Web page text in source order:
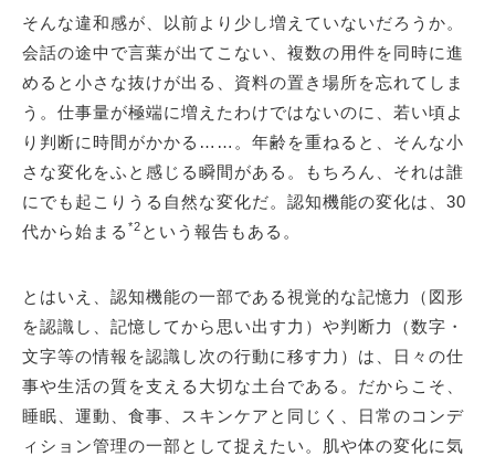
そんな違和感が、以前より少し増えていないだろうか。
会話の途中で言葉が出てこない、複数の用件を同時に進
めると小さな抜けが出る、資料の置き場所を忘れてしま
う。仕事量が極端に増えたわけではないのに、若い頃よ
り判断に時間がかかる……。年齢を重ねると、そんな小
さな変化をふと感じる瞬間がある。もちろん、それは誰
にでも起こりうる自然な変化だ。認知機能の変化は、30
代から始まる *2 という報告もある。
とはいえ、認知機能の一部である視覚的な記憶力（図形
を認識し、記憶してから思い出す力）や判断力（数字・
文字等の情報を認識し次の行動に移す力）は、日々の仕
事や生活の質を支える大切な土台である。だからこそ、
睡眠、運動、食事、スキンケアと同じく、日常のコンデ
ィション管理の一部として捉えたい。肌や体の変化に気